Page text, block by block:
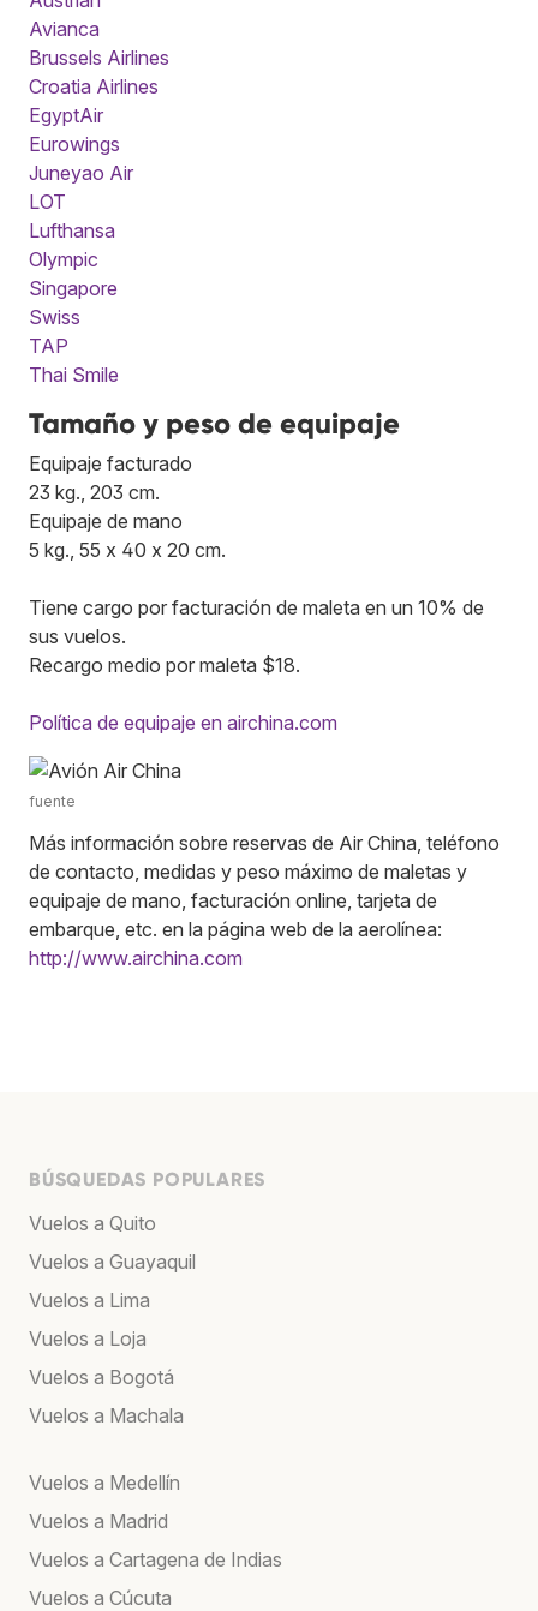
Avianca
Brussels Airlines
Croatia Airlines
EgyptAir
Eurowings
Juneyao Air
LOT
Lufthansa
Olympic
Singapore
Swiss
TAP
Thai Smile
Tamaño y peso de equipaje
Equipaje facturado
23 kg., 203 cm.
Equipaje de mano
5 kg., 55 x 40 x 20 cm.
Tiene cargo por facturación de maleta en un 10% de
sus vuelos.
Recargo medio por maleta $18.
Política de equipaje en airchina.com
fuente
Más información sobre reservas de Air China, teléfono
de contacto, medidas y peso máximo de maletas y
equipaje de mano, facturación online, tarjeta de
embarque, etc. en la página web de la aerolínea:
http://www.airchina.com
BÚSQUEDAS POPULARES
Vuelos a Quito
Vuelos a Guayaquil
Vuelos a Lima
Vuelos a Loja
Vuelos a Bogotá
Vuelos a Machala
Vuelos a Medellín
Vuelos a Madrid
Vuelos a Cartagena de Indias
Vuelos a Cúcuta